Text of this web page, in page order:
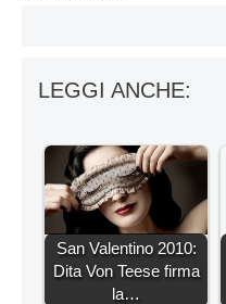
LEGGI ANCHE:
San Valentino 2010:
Dita Von Teese firma
la…